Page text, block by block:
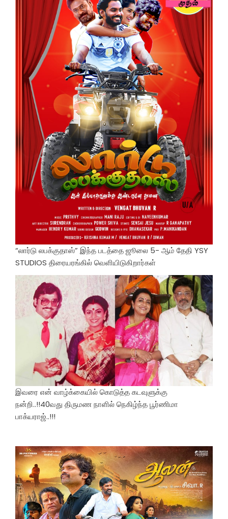
“லார்டு லபக்குதாஸ்” இந்த படத்தை ஜூலை 5- ஆம் தேதி YSY
STUDIOS திரையரங்கில் வெளியிடுகிறார்கள்
இவரை என் வாழ்க்கையில் கொடுத்த கடவுளுக்கு
நன்றி..!!40வது திருமண நாளில் நெகிழ்ந்த பூர்ணிமா
பாக்யராஜ்..!!!